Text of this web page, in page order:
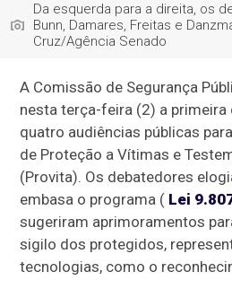
Da esquerda para a direita, os
Bunn, Damares, Freitas e
Cruz/Agência Senado
A Comissão de Segurança
nesta terça-feira (2) a primeira
quatro audiências públicas
de Proteção a Vítimas e
(Provita). Os debatedores
embasa o programa ( Lei
sugeriram aprimoramentos
sigilo dos protegidos,
tecnologias, como o